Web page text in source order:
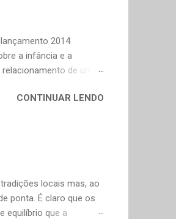
Fernando
2014
a infância e a
de um
saudade de uma época
todas as vontades
pedir uma coisa o
valorizar. — Bom,
CONTINUAR LENDO
locais mas, ao
ponta. É claro que os
equilíbrio que a